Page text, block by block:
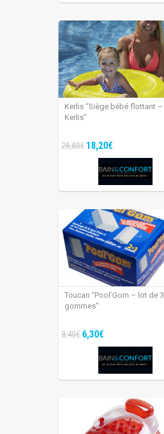
Kerlis “Siège bébé flottant –
Kerlis”
28,80€ 18,20€
Toucan “Pool’Gom – lot de 3
gommes”
8,40€ 6,30€